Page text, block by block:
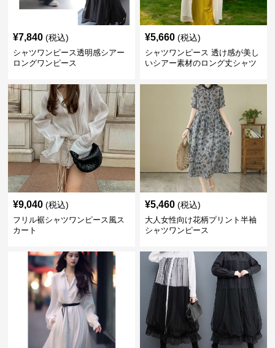
¥7,840 (税込)
シャツワンピース透明感シアー
ロングワンピース
¥5,660 (税込)
シャツワンピース 透け感が美し
いシアー素材のロング丈シャツ
¥9,040 (税込)
フリル裾シャツワンピース風ス
カート
¥5,460 (税込)
大人女性向け花柄プリント半袖
シャツワンピース